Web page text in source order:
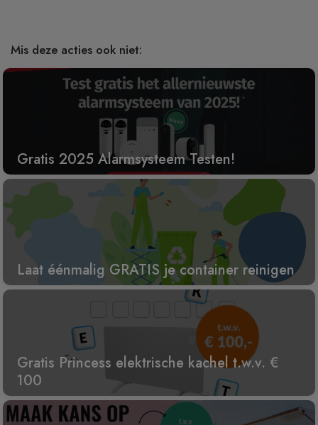
Mis deze acties ook niet:
Gratis 2025 Alarmsysteem Testen!
Laat éénmalig GRATIS je container reinigen
Gratis Princess elektrische kachel t.w.v. €
100